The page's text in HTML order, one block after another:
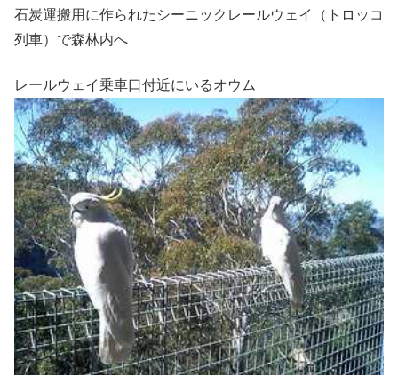
石炭運搬用に作られたシーニックレールウェイ（トロッコ
列車）で森林内へ
レールウェイ乗車口付近にいるオウム